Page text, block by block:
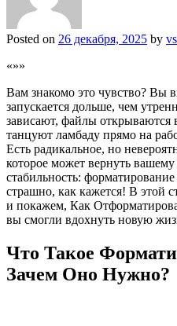
Posted on 26 декабря, 2025 by
«»»
Вам знакомо это чувство? Вы
запускается дольше, чем
зависают, файлы открываются
танцуют ламбаду прямо на
Есть радикальное, но
которое может вернуть
стабильность:
страшно, как кажется! В этой
и покажем, Как
вы смогли вдохнуть новую
Что Такое
Зачем Оно Нужно?